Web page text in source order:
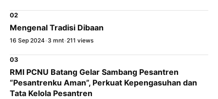
02
Mengenal Tradisi Dibaan
16 Sep 2024•3 mnt•211 views
03
RMI PCNU Batang Gelar Sambang Pesantren
“Pesantrenku Aman”, Perkuat Kepengasuhan dan
Tata Kelola Pesantren